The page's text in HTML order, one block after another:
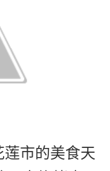
莲市的美食天